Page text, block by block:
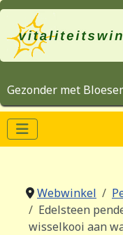
Gezonder met
Webwinkel
Edelsteen
wisselkooi aan